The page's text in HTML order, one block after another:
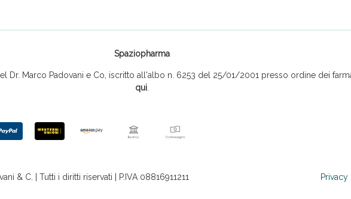
Spaziopharma
Dr. Marco Padovani e Co, iscritto all'albo n. 6253 del 25/01/2001 presso ordine dei
qui.
& C. | Tutti i diritti riservati | P.IVA 08816911211